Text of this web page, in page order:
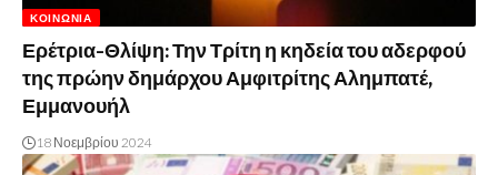
ΚΟΙΝΩΝΊΑ
Ερέτρια-Θλίψη: Την Τρίτη η κηδεία του αδερφού
της πρώην δημάρχου Αμφιτρίτης Αλημπατέ,
Εμμανουήλ
18 Νοεμβρίου 2024